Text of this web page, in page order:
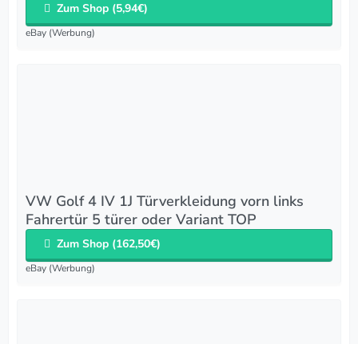
Zum Shop (5,94€)
eBay (Werbung)
VW Golf 4 IV 1J Türverkleidung vorn links
Fahrertür 5 türer oder Variant TOP
Zum Shop (162,50€)
eBay (Werbung)